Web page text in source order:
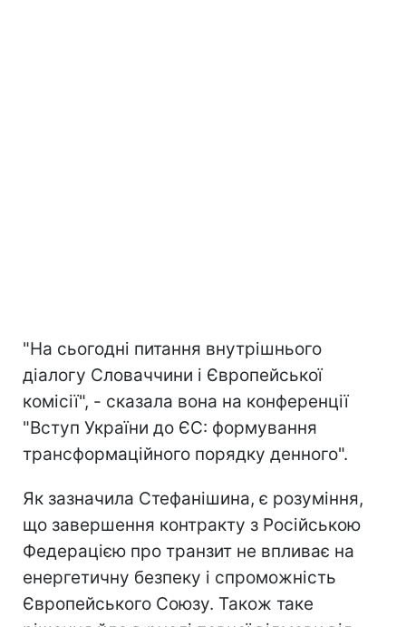
"На сьогодні питання внутрішнього
діалогу Словаччини і Європейської
комісії", - сказала вона на конференції
"Вступ України до ЄС: формування
трансформаційного порядку денного".
Як зазначила Стефанішина, є розуміння,
що завершення контракту з Російською
Федерацією про транзит не впливає на
енергетичну безпеку і спроможність
Європейського Союзу. Також таке